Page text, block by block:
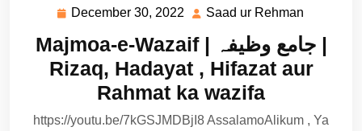
December 30, 2022 December
2022
Saad ur Rehman
Rehman
Majmoa-e-Wazaif | جامع وظیفہ |
Rizaq, Hadayat , Hifazat aur
Rahmat ka wazifa
https://youtu.be/7kGSJMDBjI8 AssalamoAlikum , Ya